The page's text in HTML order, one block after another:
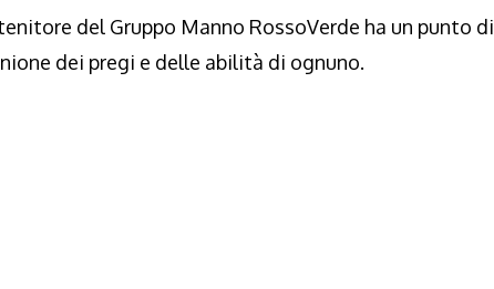
del Gruppo Manno RossoVerde ha un punto di
dei pregi e delle abilità di ognuno.